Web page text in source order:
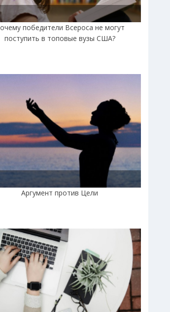
победители Всероса не могут
поступить в топовые вузы США?
Аргумент против Цели